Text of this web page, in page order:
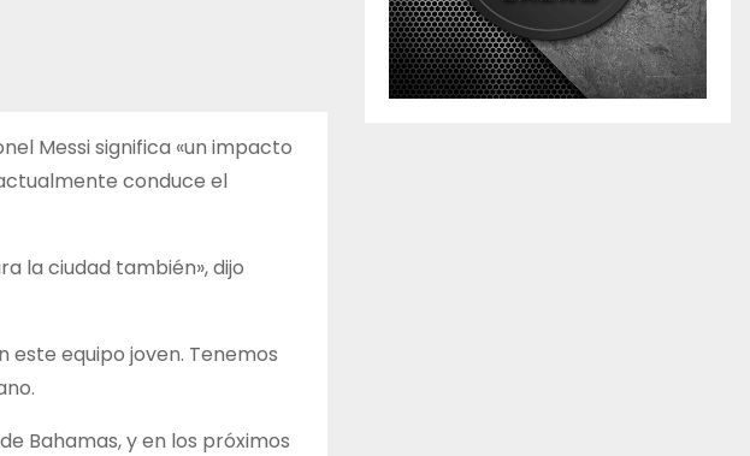
Messi significa «un impacto
conduce el
la ciudad también», dijo
equipo joven. Tenemos
Bahamas, y en los próximos